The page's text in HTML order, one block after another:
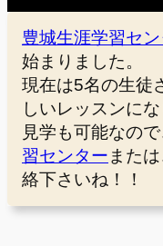
豊城生涯学習セ
始まりました。
現在は5名の生徒
しいレッスンにな
見学も可能なの
習センター または
絡下さいね！！